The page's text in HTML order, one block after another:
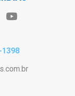
1398